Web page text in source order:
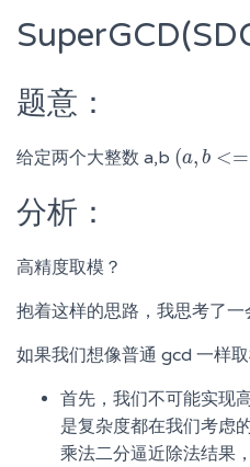
题意：
给定两个大整数 a,b (a, b <=
(a,b<=10
分析：
高精度取模？
抱着这样的思路，我思考了一
如果我们想像普通 gcd 一样
首先，我们不可能实现
是复杂度都在我们考虑
乘法二分逼近除法结果